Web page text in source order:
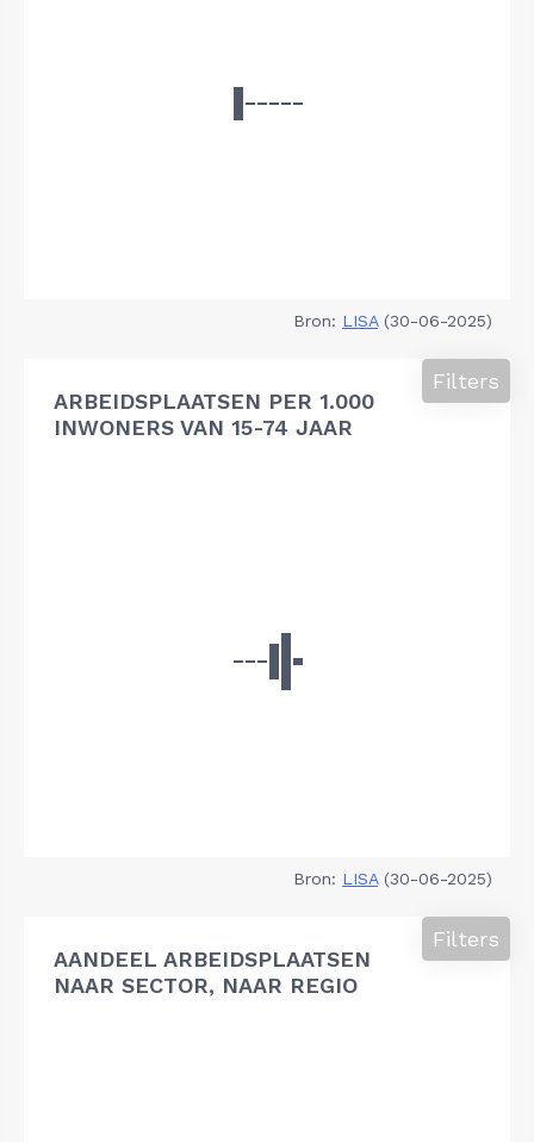
Bron: LISA(30-06-2025)
ARBEIDSPLAATSEN PER 1.000
INWONERS VAN 15-74 JAAR
Filters
Bron: LISA(30-06-2025)
AANDEEL ARBEIDSPLAATSEN
NAAR SECTOR, NAAR REGIO
Filters